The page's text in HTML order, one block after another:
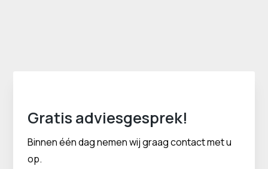
Gratis adviesgesprek!
Binnen één dag nemen wij graag contact met u
op.